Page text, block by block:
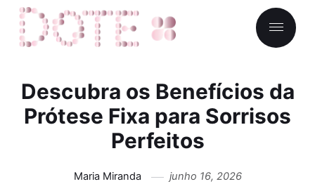
Descubra os Benefícios da
Prótese Fixa para Sorrisos
Perfeitos
Maria Miranda junho 16, 2026